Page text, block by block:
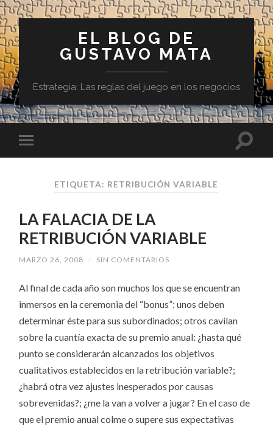
EL BLOG DE
GUSTAVO MATA
Estrategia: Las reglas del juego en los negocios
ETIQUETA: RETRIBUCIÓN VARIABLE
LA FALACIA DE LA
RETRIBUCIÓN VARIABLE
MARZO 26, 2008 / SIN COMENTARIOS
Al final de cada año son muchos los que se encuentran
inmersos en la ceremonia del “bonus”: unos deben
determinar éste para sus subordinados; otros cavilan
sobre la cuantía exacta de su premio anual: ¿hasta qué
punto se considerarán alcanzados los objetivos
cualitativos establecidos en la retribución variable?;
¿habrá otra vez ajustes inesperados por causas
sobrevenidas?; ¿me la van a volver a jugar? En el caso de
que el premio anual colme o supere sus expectativas